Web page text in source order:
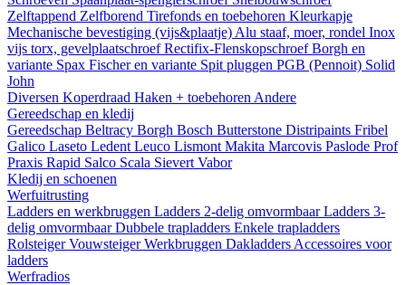
Zelftappend Zelfborend Tirefonds en toebehoren Kleurkapje
Mechanische bevestiging (vijs&plaatje) Alu staaf, moer, rondel Inox
vijs torx, gevelplaatschroefRectifix-FlenskopschroefBorgh en
variante Spax Fischer en variante Spit pluggen PGB (Pennoit) Solid
John
Diversen Koperdraad Haken + toebehoren Andere
Gereedschap en kledij
Gereedschap Beltracy Borgh Bosch Butterstone Distripaints Fribel
Galico Laseto Ledent Leuco Lismont Makita Marcovis Paslode Prof
Praxis Rapid Salco Scala Sievert Vabor
Kledij en schoenen
Werfuitrusting
Ladders en werkbruggen Ladders 2-delig omvormbaarLadders 3-
delig omvormbaarDubbele trapladders Enkele trapladders
RolsteigerVouwsteigerWerkbruggen Dakladders Accessoires voor
ladders
Werfradios